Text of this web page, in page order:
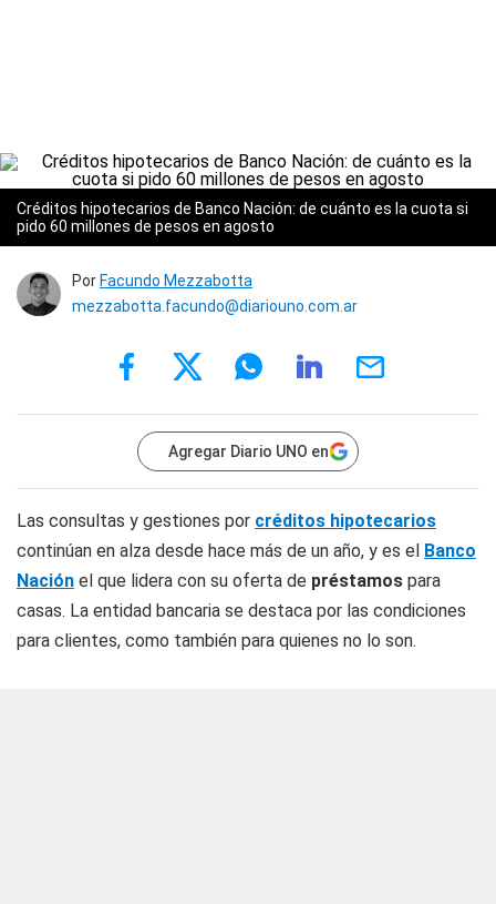
Créditos hipotecarios de Banco Nación: de cuánto es la cuota si
pido 60 millones de pesos en agosto
Por Facundo Mezzabotta
mezzabotta.facundo@diariouno.com.ar
Agregar Diario UNO en
Las consultas y gestiones por créditos hipotecarios
continúan en alza desde hace más de un año, y es el Banco
Nación el que lidera con su oferta de préstamos para
casas. La entidad bancaria se destaca por las condiciones
para clientes, como también para quienes no lo son.